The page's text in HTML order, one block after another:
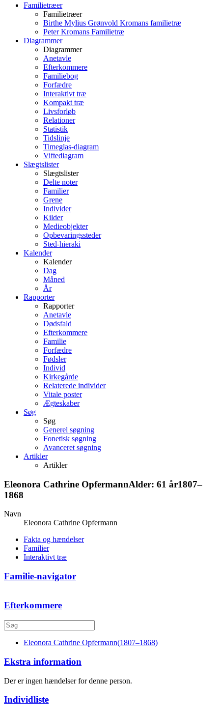
Familietræer
Familietræer
Birthe Mylius Grønvold Kromans familietræ
Peter Kromans Familietræ
Diagrammer
Diagrammer
Anetavle
Efterkommere
Familiebog
Forfædre
Interaktivt træ
Kompakt træ
Livsforløb
Relationer
Statistik
Tidslinje
Timeglas-diagram
Viftediagram
Slægtslister
Slægtslister
Delte noter
Familier
Grene
Individer
Kilder
Medieobjekter
Opbevaringssteder
Sted-hieraki
Kalender
Kalender
Dag
Måned
År
Rapporter
Rapporter
Anetavle
Dødsfald
Efterkommere
Familie
Forfædre
Fødsler
Individ
Kirkegårde
Relaterede individer
Vitale poster
Ægteskaber
Søg
Søg
Generel søgning
Fonetisk søgning
Avanceret søgning
Artikler
Artikler
Eleonora Cathrine OpfermannAlder: 61 år1807–
1868
Navn
Eleonora Cathrine Opfermann
Fakta og hændelser
Familier
Interaktivt træ
Familie-navigator
Efterkommere
Eleonora Cathrine Opfermann(1807–1868)
Ekstra information
Der er ingen hændelser for denne person.
Individliste